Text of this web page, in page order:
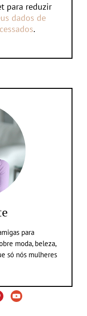
para reduzir
dados de
.
para
moda, beleza,
só nós mulheres